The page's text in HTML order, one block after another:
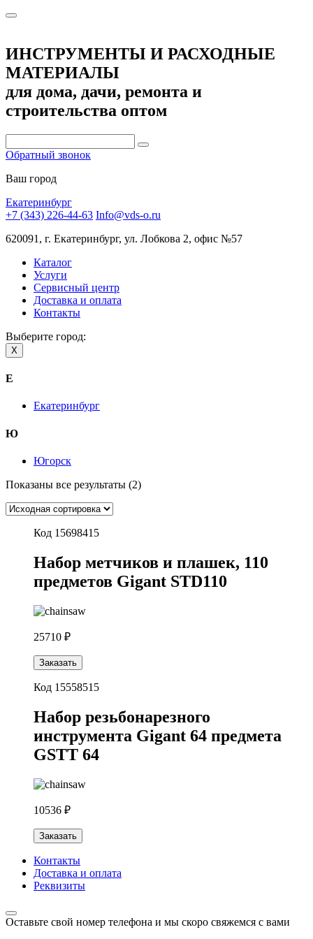
ИНСТРУМЕНТЫ И РАСХОДНЫЕ
МАТЕРИАЛЫ
для дома, дачи, ремонта и
строительства оптом
Обратный звонок
Ваш город
Екатеринбург
+7 (343) 226-44-63 Info@vds-o.ru
620091, г. Екатеринбург, ул. Лобкова 2, офис №57
Каталог
Услуги
Сервисный центр
Доставка и оплата
Контакты
Выберите город:
X
Е
Екатеринбург
Ю
Югорск
Показаны все результаты (2)
Код 15698415
Набор метчиков и плашек, 110
предметов Gigant STD110
25710 ₽
Заказать
Код 15558515
Набор резьбонарезного
инструмента Gigant 64 предмета
GSTT 64
10536 ₽
Заказать
Контакты
Доставка и оплата
Реквизиты
Оставьте свой номер телефона и мы скоро свяжемся с вами